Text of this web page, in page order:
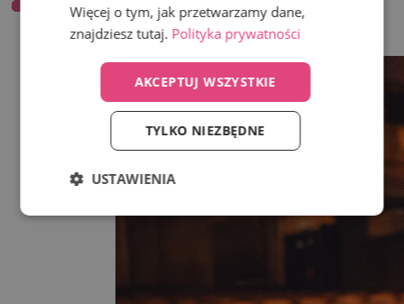
Limited
Wstecz
Więcej o tym, jak przetwarzamy dane,
znajdziesz tutaj. Polityka prywatności
AKCEPTUJ WSZYSTKIE
TYLKO NIEZBĘDNE
USTAWIENIA